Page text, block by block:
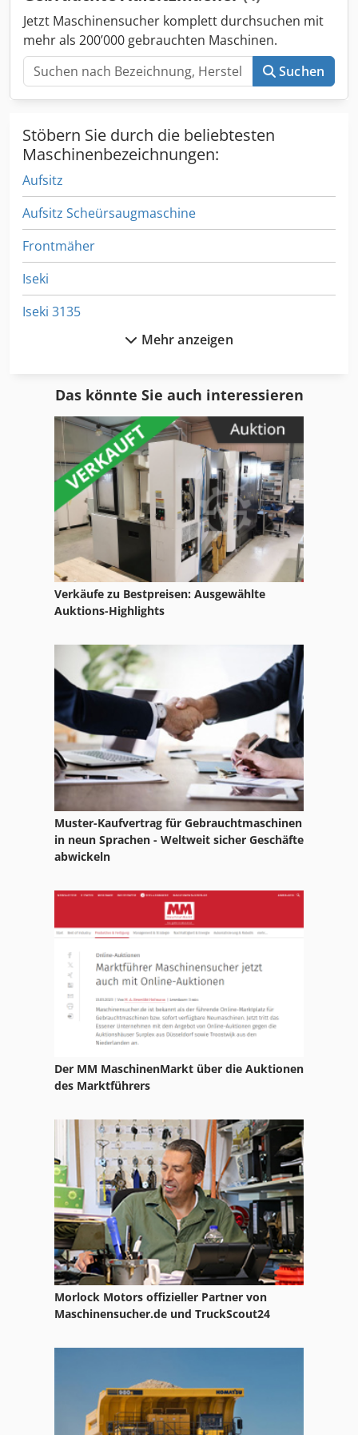
Jetzt Maschinensucher komplett durchsuchen mit
mehr als 200’000 gebrauchten Maschinen.
Suchen
Stöbern Sie durch die beliebtesten
Maschinenbezeichnungen:
Aufsitz
Aufsitz Scheürsaugmaschine
Frontmäher
Iseki
Iseki 3135
John Deere 3650
John Deere 4055
John Deere 4450
John Deere 4455
John Deere 9530
John Deere Eggen
John Deere Mähdrescher
John Deere Rasenmäher
Klepelmaaier
Kommunaltraktor
Kreiselmäher
Mulch
Mähwerk
Müthing Mulcher
Spindelmäher
Mehr anzeigen
Das könnte Sie auch interessieren
Verkäufe zu Bestpreisen: Ausgewählte
Auktions-Highlights
Muster-Kaufvertrag für Gebrauchtmaschinen
in neun Sprachen - Weltweit sicher Geschäfte
abwickeln
Der MM MaschinenMarkt über die Auktionen
des Marktführers
Morlock Motors offizieller Partner von
Maschinensucher.de und TruckScout24